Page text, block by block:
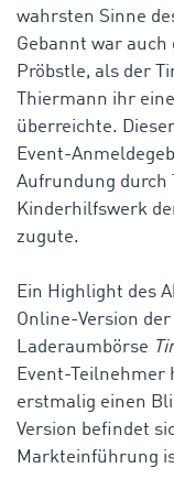
wahrsten Sinne
Gebannt war
Pröbstle, als der
Thiermann ihr
überreichte.
Event-
Aufrundung durch
Kinderhilfswerk
zugute.
Ein Highlight des
Online-Version
Laderaumbörse
Event-Teilnehmer
erstmalig einen
Version befindet
Markteinführung